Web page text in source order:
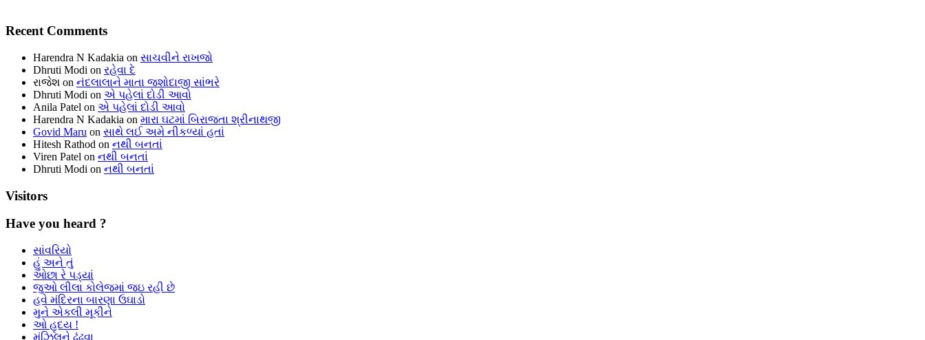
Recent Comments
Harendra N Kadakia on સાચવીને રાખજો
Dhruti Modi on રહેવા દે
રાજેશ on નંદલાલાને માતા જશોદાજી સાંભરે
Dhruti Modi on એ પહેલાં દોડી આવો
Anila Patel on એ પહેલાં દોડી આવો
Harendra N Kadakia on મારા ઘટમાં બિરાજતા શ્રીનાથજી
Govid Maru on સાથે લઈ અમે નીકળ્યાં હતાં
Hitesh Rathod on નથી બનતાં
Viren Patel on નથી બનતાં
Dhruti Modi on નથી બનતાં
Visitors
Have you heard ?
સાંવરિયો
હું અને તું
ઓછા રે પડ્યાં
જુઓ લીલા કોલેજમાં જઇ રહી છે
હવે મંદિરના બારણા ઉઘાડો
મુને એકલી મૂકીને
ઓ હૃદય !
મંઝિલને ઢૂંઢવા